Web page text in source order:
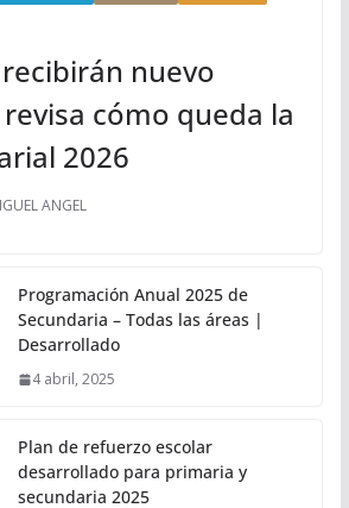
nuevo
cómo queda la
2026
ANGEL
Programación Anual 2025 de
Secundaria – Todas las áreas |
Desarrollado
4 abril, 2025
Plan de refuerzo escolar
desarrollado para primaria y
secundaria 2025